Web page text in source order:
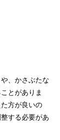
、かさぶたな
とがありま
方が良いの
する必要があ